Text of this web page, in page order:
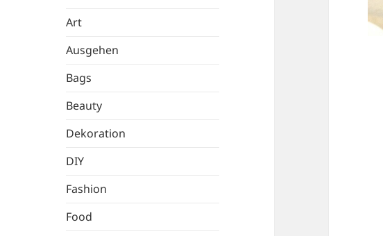
Art
Ausgehen
Bags
Beauty
Dekoration
DIY
Fashion
Food